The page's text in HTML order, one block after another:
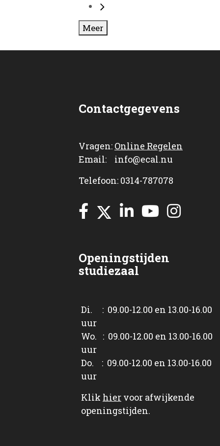
Meer
Contactgegevens
Vragen: Online Regelen
Email: info@ecal.nu
Telefoon: 0314-787078
Openingstijden
studiezaal
Di. : 09.00-12.00 en 13.00-16.00
uur
Wo. : 09.00-12.00 en 13.00-16.00
uur
Do. : 09.00-12.00 en 13.00-16.00
uur
Klik hier voor afwijkende
openingstijden.